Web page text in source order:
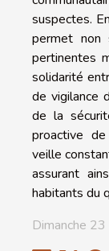
suspectes.
permet non
pertinentes
solidarité
de vigilance
de la
proactive
veille
assurant
habitants du
Dimanche